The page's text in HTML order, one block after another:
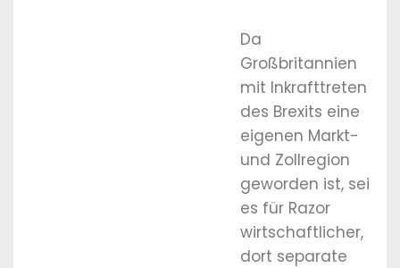
Da
Großbritannien
mit Inkrafttreten
des Brexits eine
eigenen Markt-
und Zollregion
geworden ist, sei
es für Razor
wirtschaftlicher,
dort separate